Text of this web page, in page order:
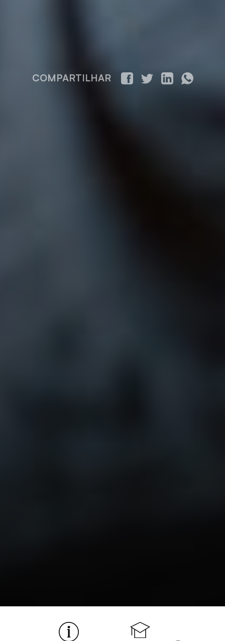
COMPARTILHAR